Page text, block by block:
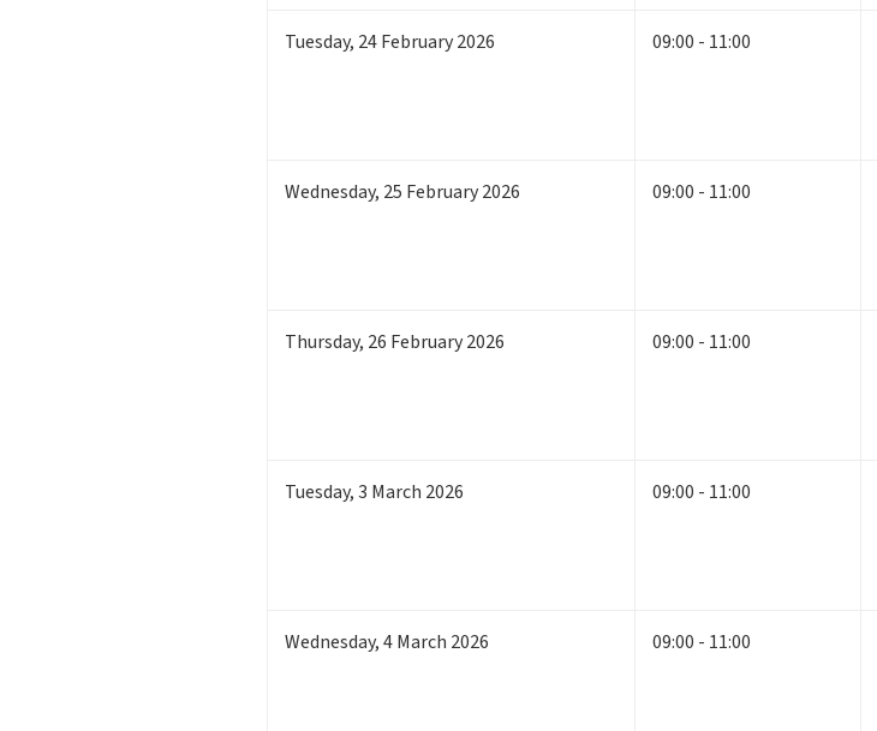
Tuesday, 24February 2026 09:00 - 11:00
Wednesday, 25 February 2026 09:00 - 11:00
Thursday, 26 February 2026 09:00 - 11:00
Tuesday,3 March 2026 09:00 - 11:00
Wednesday,4March 2026 09:00 - 11:00